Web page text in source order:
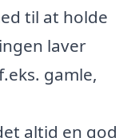
til at holde
laver
gamle,
altid en god